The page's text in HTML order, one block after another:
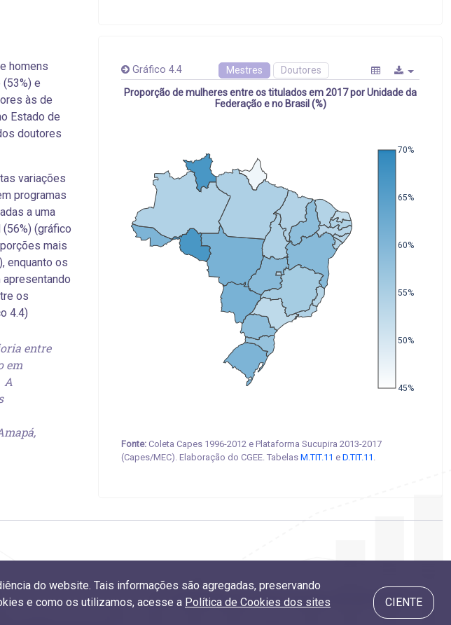
homens
e
às de
Estado de
doutores
variações
programas
a uma
(gráfico
mais
enquanto os
os
4.4)
entre
em
A
Gráfico 4.4 Mestres Doutores
Proporção de mulheres entre os titulados em 2017 por Unidade da
Federação e no Brasil (%)
45%
50%
55%
60%
65%
70%
Fonte: Coleta Capes 1996-2012 e Plataforma Sucupira 2013-2017
(Capes/MEC). Elaboração do CGEE. Tabelas M.TIT.11 e D.TIT.11 .
4.3 Formação das mulheres por áreas do conhecimento
do website. Tais informações são agregadas, preservando
e como os utilizamos, acesse a Política de Cookies dos sites
CIENTE